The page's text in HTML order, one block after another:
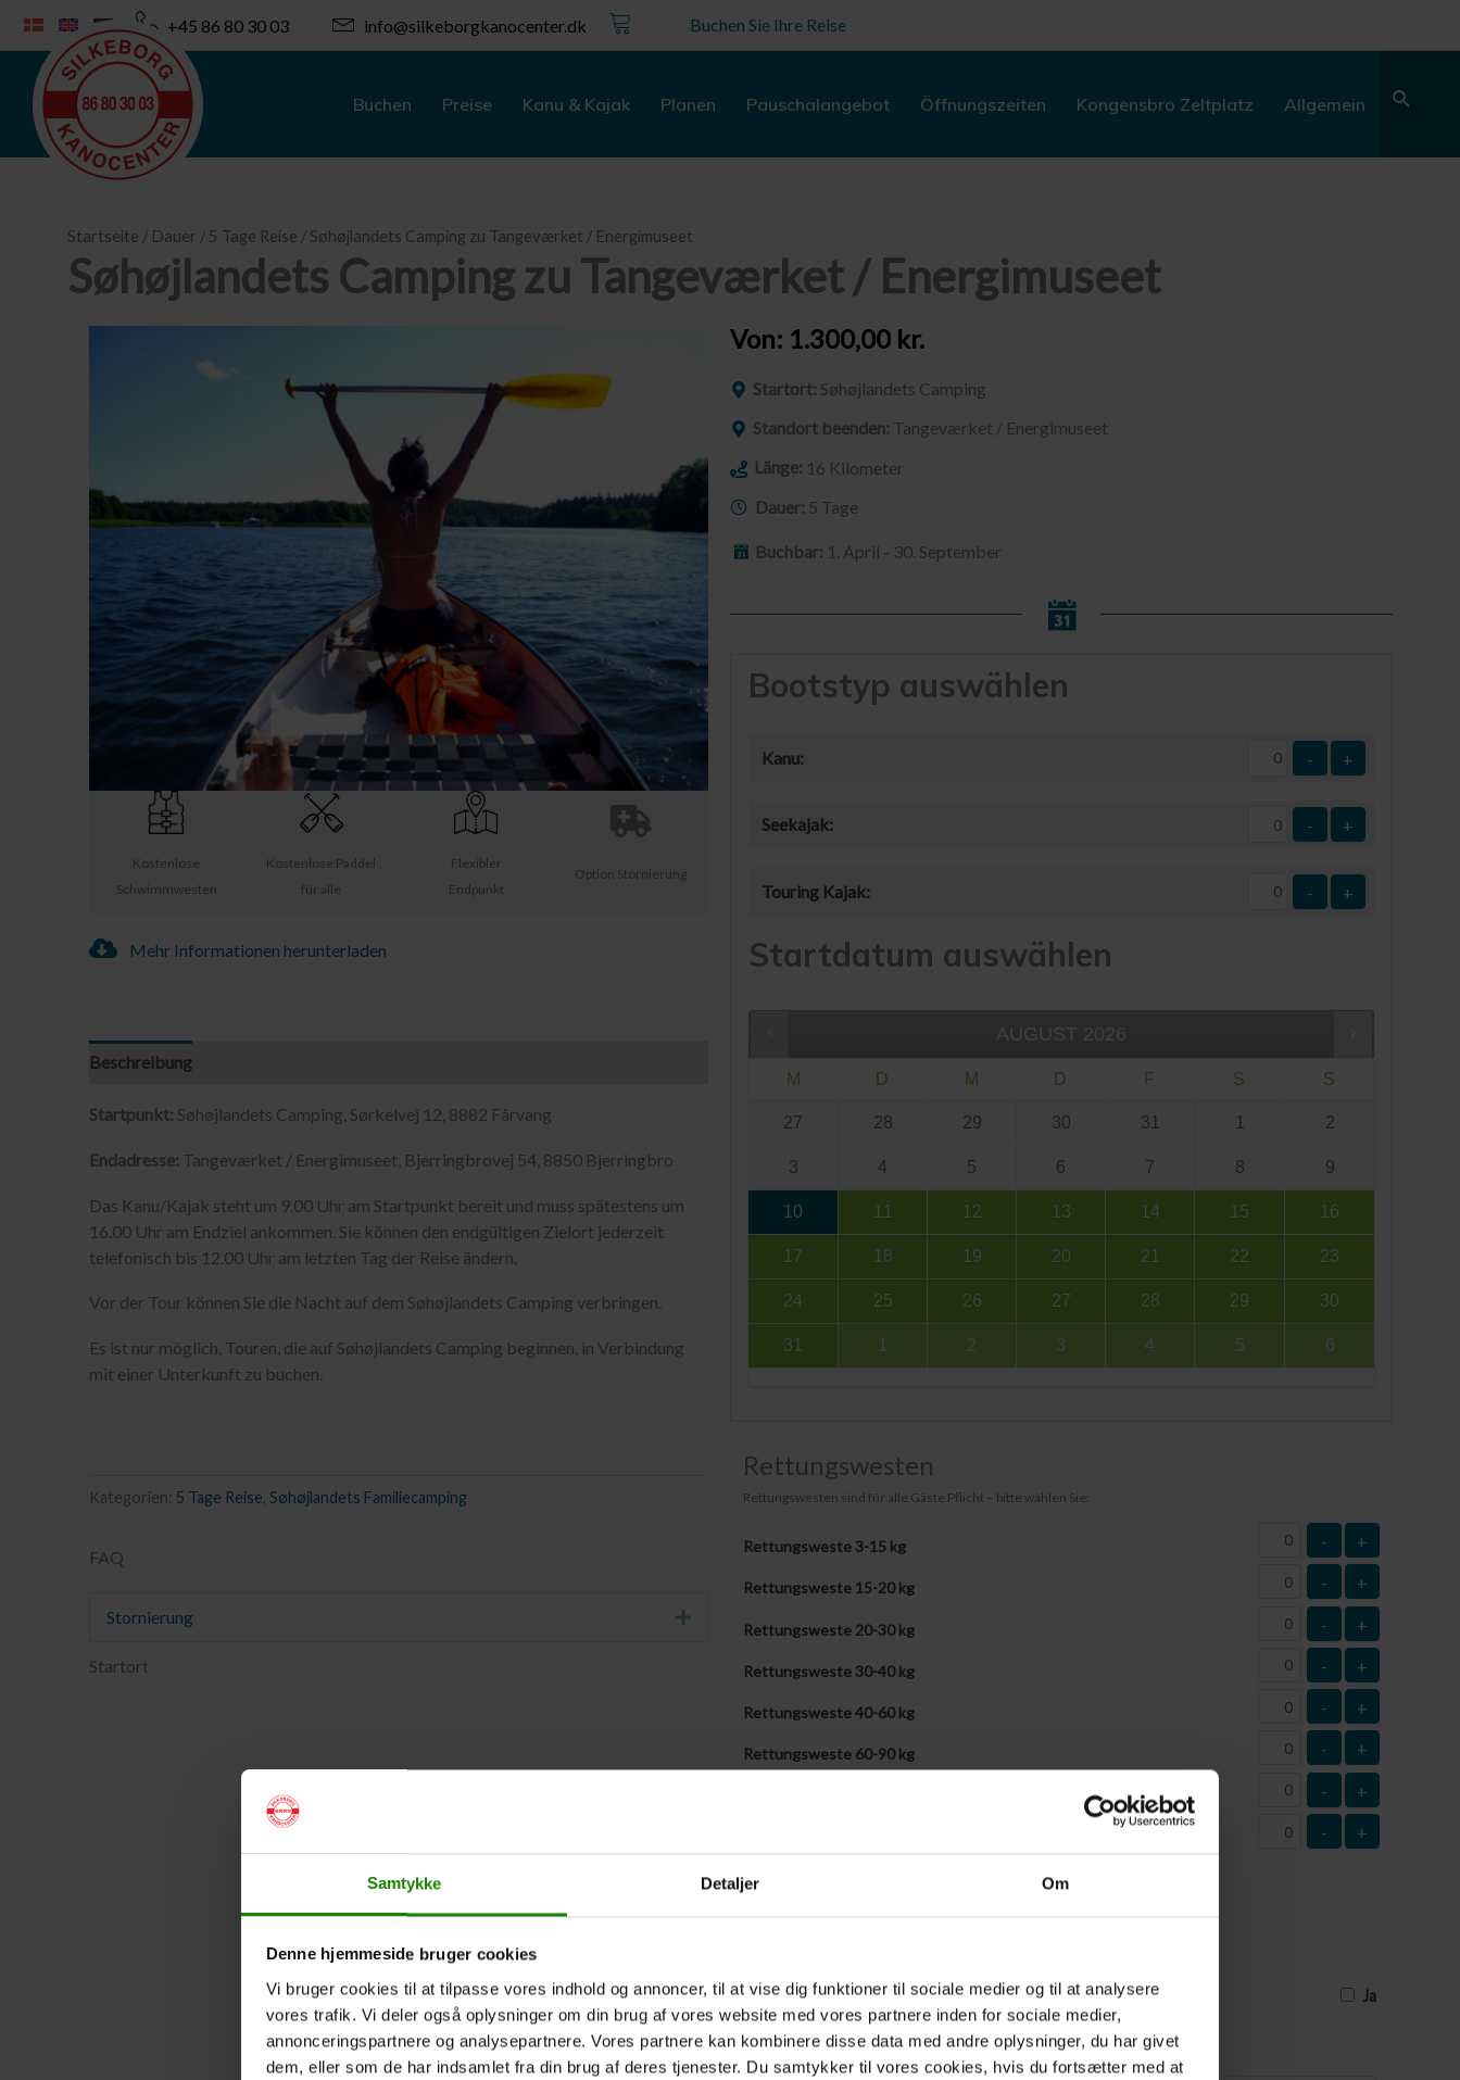
Samtykke Detaljer Om
Denne hjemmeside bruger cookies
Vi bruger cookies til at tilpasse vores indhold og annoncer, til at vise dig funktioner til sociale medier og til at analysere
vores trafik. Vi deler også oplysninger om din brug af vores website med vores partnere inden for sociale medier,
annonceringspartnere og analysepartnere. Vores partnere kan kombinere disse data med andre oplysninger, du har givet
dem, eller som de har indsamlet fra din brug af deres tjenester. Du samtykker til vores cookies, hvis du fortsætter med at
Inhalt
springen
+45 86 80 30 03 info@silkeborgkanocenter.dk Kurv Buchen Sie Ihre Reise
Buchen Preise Kanu & Kajak Planen Pauschalangebot Öffnungszeiten Kongensbro Zeltplatz Allgemein
Startseite / Dauer / 5 Tage Reise / Søhøjlandets Camping zu Tangeværket / Energimuseet
Søhøjlandets Camping zu Tangeværket / Energimuseet
Kostenlose
Schwimmwesten
Kostenlose Paddel
für alle
Flexibler
Endpunkt
Option Stornierung
Mehr Informationen herunterladen
Beschreibung
Startpunkt: Søhøjlandets Camping, Sørkelvej 12, 8882 Fårvang
Endadresse: Tangeværket / Energimuseet, Bjerringbrovej 54, 8850 Bjerringbro
Das Kanu/Kajak steht um 9.00 Uhr am Startpunkt bereit und muss spätestens um
16.00 Uhr am Endziel ankommen. Sie können den endgültigen Zielort jederzeit
telefonisch bis 12.00 Uhr am letzten Tag der Reise ändern.
Vor der Tour können Sie die Nacht auf dem Søhøjlandets Camping verbringen.
Es ist nur möglich, Touren, die auf Søhøjlandets Camping beginnen, in Verbindung
mit einer Unterkunft zu buchen.
Kategorien: 5 Tage Reise Søhøjlandets Familiecamping
FAQ
Stornierung Erweitern Sie
Startort
Von: 1.300,00 kr.
Startort: Søhøjlandets Camping
Standort beenden: Tangeværket / Energimuseet
Länge: 16 Kilometer
Dauer: 5 Tage
Buchbar: 1. April - 30. September
Bootstyp auswählen
Kanu: - +
Seekajak: - +
Touring Kajak: - +
Startdatum auswählen
AUGUST 2026
M D M D F S S
27 28 29 30 31 1 2
3 4 5 6 7 8 9
10 11 12 13 14 15 16
17 18 19 20 21 22 23
24 25 26 27 28 29 30
31 1 2 3 4 5 6
Rettungswesten
Rettungswesten sind für alle Gäste Pflicht – bitte wählen Sie:
Rettungsweste 3-15 kg - +
Rettungsweste 15-20 kg - +
Rettungsweste 20-30 kg - +
Rettungsweste 30-40 kg - +
Rettungsweste 40-60 kg - +
Rettungsweste 60-90 kg - +
- +
- +
Westengrößen werden später mitgeteilt
Westengrößen müssen uns spätestens 3 Tage vor Reisebeginn mitgeteilt werden
Ja
Abfahrtszeit*